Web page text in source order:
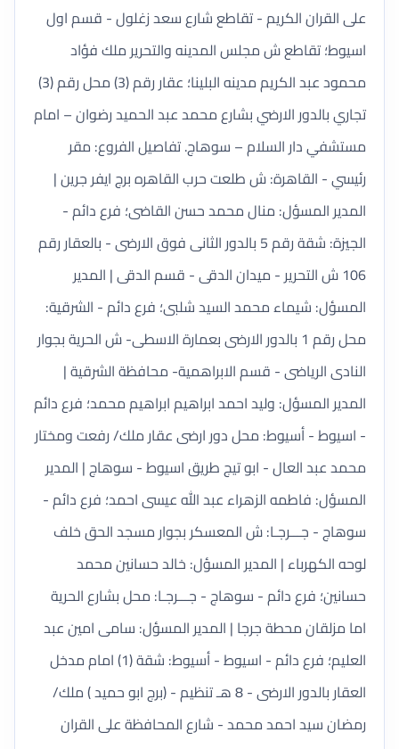
على القران الكريم - تقاطع شارع سعد زغلول - قسم اول
اسيوط؛ تقاطع ش مجلس المدينه والتحرير ملك فؤاد
محمود عبد الكريم مدينه البلينا؛ عقار رقم (3) محل رقم (3)
تجاري بالدور الارضي بشارع محمد عبد الحميد رضوان – امام
مستشفي دار السلام – سوهاج. تفاصيل الفروع: مقر
رئيسي - القاهرة: ش طلعت حرب القاهره برج ايفر جرين |
المدير المسؤل: منال محمد حسن القاضى؛ فرع دائم -
الجيزة: شقة رقم 5 بالدور الثانى فوق الارضى - بالعقار رقم
106 ش التحرير - ميدان الدقى - قسم الدقى | المدير
المسؤل: شيماء محمد السيد شلبى؛ فرع دائم - الشرقية:
محل رقم 1 بالدور الارضى بعمارة الاسطى- ش الحرية بجوار
النادى الرياضى - قسم الابراهمية- محافظة الشرقية |
المدير المسؤل: وليد احمد ابراهيم ابراهيم محمد؛ فرع دائم
- اسيوط - أسيوط: محل دور ارضى عقار ملك/ رفعت ومختار
محمد عبد العال - ابو تيج طريق اسيوط - سوهاج | المدير
المسؤل: فاطمه الزهراء عبد الله عيسى احمد؛ فرع دائم -
سوهاج - جـــرجـا: ش المعسكر بجوار مسجد الحق خلف
لوحه الكهرباء | المدير المسؤل: خالد حسانين محمد
حسانين؛ فرع دائم - سوهاج - جـــرجـا: محل بشارع الحرية
اما مزلقان محطة جرجا | المدير المسؤل: سامى امين عبد
العليم؛ فرع دائم - اسيوط - أسيوط: شقة (1) امام مدخل
العقار بالدور الارضى - 8 هـ تنظيم - (برج ابو حميد ) ملك/
رمضان سيد احمد محمد - شارع المحافظة على القران